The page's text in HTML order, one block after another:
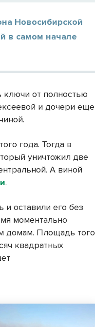
Новосибирской
в самом начале
ключи от полностью
и дочери еще
года. Тогда в
уничтожил две
А виной
.
оставили его без
моментально
домам. Площадь того
квадратных